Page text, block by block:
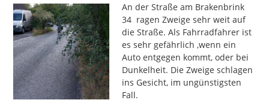
An der Straße am Brakenbrink
34  ragen Zweige sehr weit auf
die Straße. Als Fahrradfahrer ist
es sehr gefährlich ,wenn ein
Auto entgegen kommt, oder bei
Dunkelheit. Die Zweige schlagen
ins Gesicht, im ungünstigsten
Fall.